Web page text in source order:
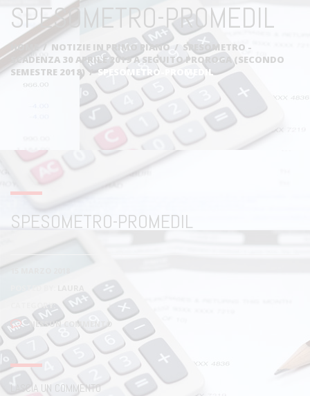
SPESOMETRO-PROMEDIL
HOME / NOTIZIE IN PRIMO PIANO / SPESOMETRO -
SCADENZA 30 APRILE 2019 A SEGUITO PROROGA (SECONDO
SEMESTRE 2018) / SPESOMETRO-PROMEDIL
SPESOMETRO-PROMEDIL
CATEGORY:
NESSUN COMMENTO
LASCIA UN COMMENTO